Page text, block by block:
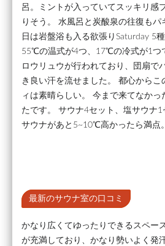
呂。ミントが入っていてスッキリ感
りそう。 水風呂と炭酸泉の往復もパ
日は岩盤浴も入る欲張りSaturday 5
55℃の温式が4つ、17℃の冷式が1つ
ロウリュウが行われており、団扇で
き良い汗を流せました。 都心からこ
ィは素晴らしい。 今まで来てなかっ
たです。 サウナ4セット、塩サウナ1
サウナがあと5~10℃高かったら満点。
最新のサウナ室の口コミ
かなり広くてゆったりできるスペー
が充満しており、かなり勢いよく発